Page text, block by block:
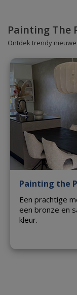
Painting The
Ontdek trendy
Painting the
Een prachtige
een bronze en
kleur.